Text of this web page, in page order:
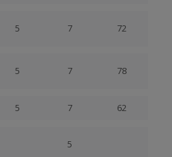
5 7 72
5 7 78
5 7 62
5